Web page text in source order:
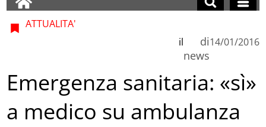
ATTUALITA'
di
news
il 14/01/2016
Emergenza sanitaria: «sì»
a medico su ambulanza